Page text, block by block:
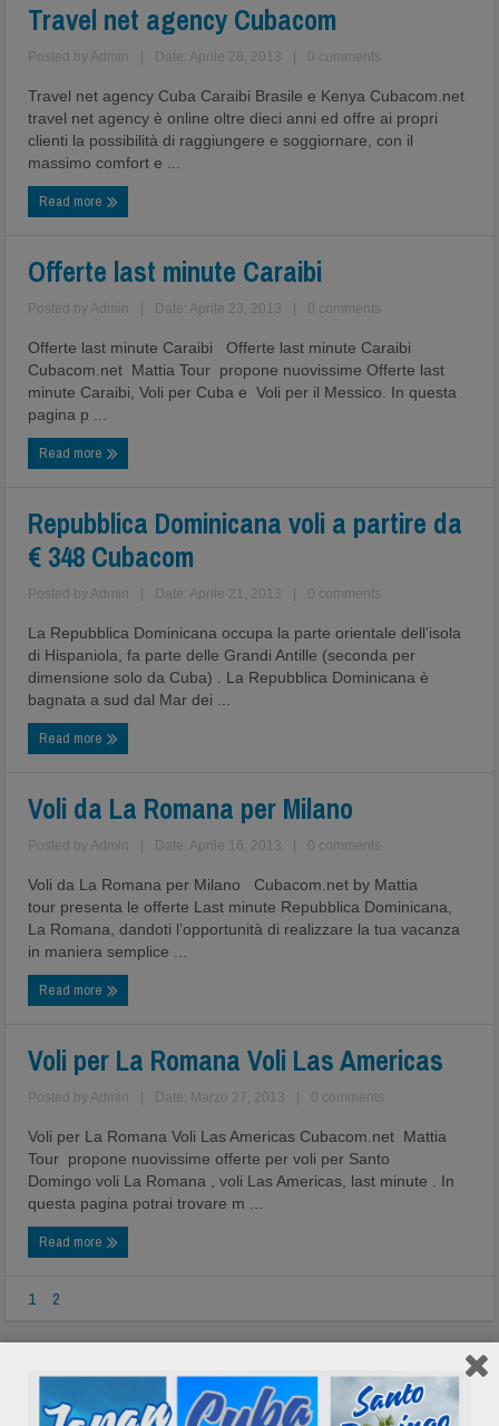
Travel net agency Cubacom
Posted by Admin Date: Aprile 28, 2013 0 comments
Travel net agency Cuba Caraibi Brasile e Kenya Cubacom.net
travel net agency è online oltre dieci anni ed offre ai propri
clienti la possibilità di raggiungere e soggiornare, con il
massimo comfort e ...
Read more
Offerte last minute Caraibi
Posted by Admin Date: Aprile 23, 2013 0 comments
Offerte last minute Caraibi Offerte last minute Caraibi
Cubacom.net Mattia Tour propone nuovissime Offerte last
minute Caraibi, Voli per Cuba e Voli per il Messico. In questa
pagina p ...
Read more
Repubblica Dominicana voli a partire da
€ 348 Cubacom
Posted by Admin Date: Aprile 21, 2013 0 comments
La Repubblica Dominicana occupa la parte orientale dell’isola
di Hispaniola, fa parte delle Grandi Antille (seconda per
dimensione solo da Cuba) . La Repubblica Dominicana è
bagnata a sud dal Mar dei ...
Read more
Voli da La Romana per Milano
Posted by Admin Date: Aprile 16, 2013 0 comments
Voli da La Romana per Milano Cubacom.net by Mattia
tour presenta le offerte Last minute Repubblica Dominicana,
La Romana, dandoti l’opportunità di realizzare la tua vacanza
in maniera semplice ...
Read more
Voli per La Romana Voli Las Americas
Posted by Admin Date: Marzo 27, 2013 0 comments
Voli per La Romana Voli Las Americas Cubacom.net Mattia
Tour propone nuovissime offerte per voli per Santo
Domingo voli La Romana , voli Las Americas, last minute . In
questa pagina potrai trovare m ...
Read more
1 2